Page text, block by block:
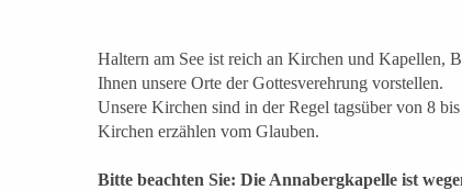
Haltern am See ist reich an Kirchen und Kapellen,
Ihnen unsere Orte der Gottesverehrung vorstellen.
Unsere Kirchen sind in der Regel tagsüber von 8
Kirchen erzählen vom Glauben.
Bitte beachten Sie: Die Annabergkapelle ist